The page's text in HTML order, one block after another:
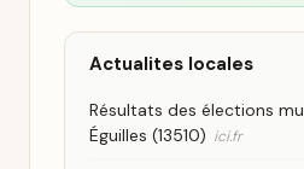
Actualites locales
Résultats des élections
Éguilles (13510) ici.fr